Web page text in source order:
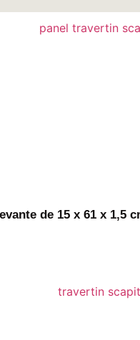
de 15 x 61 x 1,5